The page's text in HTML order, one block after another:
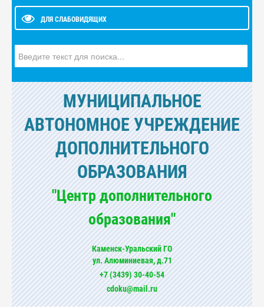
ДЛЯ СЛАБОВИДЯЩИХ
МУНИЦИПАЛЬНОЕ
АВТОНОМНОЕ УЧРЕЖДЕНИЕ
ДОПОЛНИТЕЛЬНОГО
ОБРАЗОВАНИЯ
"Центр дополнительного
образования"
Каменск-Уральский ГО
ул. Алюминиевая, д.71
+7 (3439) 30-40-54
cdoku@mail.ru